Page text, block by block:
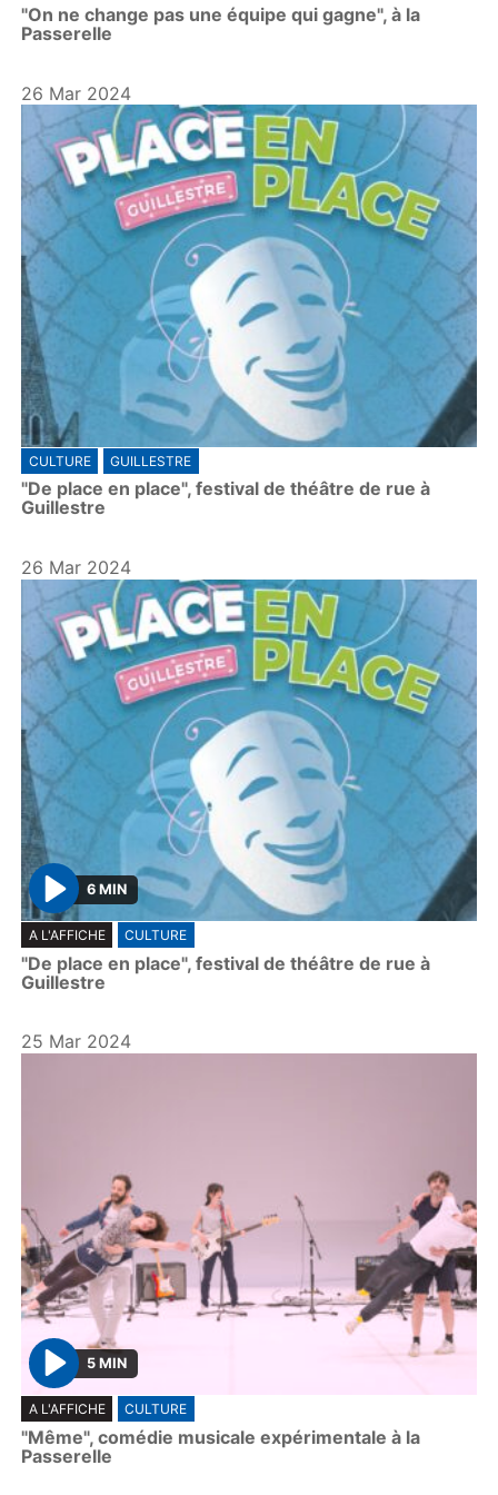
a
y
"On ne change pas une équipe qui gagne", à la
Passerelle
26 Mar 2024
CULTURE GUILLESTRE
"De place en place", festival de théâtre de rue à
Guillestre
26 Mar 2024
P
l
a
y
6 MIN
A L'AFFICHE CULTURE
"De place en place", festival de théâtre de rue à
Guillestre
25 Mar 2024
P
l
a
y
5 MIN
A L'AFFICHE CULTURE
"Même", comédie musicale expérimentale à la
Passerelle